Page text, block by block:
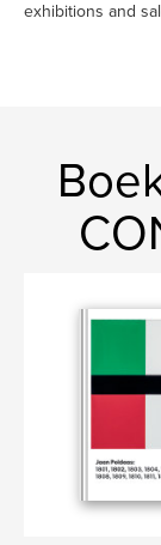
exhibitions and